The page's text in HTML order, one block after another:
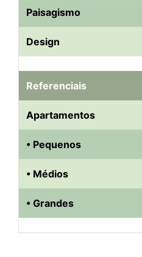
Paisagismo
Design
Referenciais
Apartamentos
• Pequenos
• Médios
• Grandes